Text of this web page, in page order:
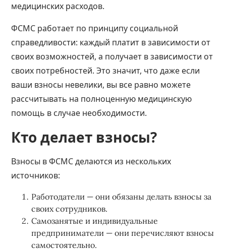
медицинских расходов.
ФСМС работает по принципу социальной
справедливости: каждый платит в зависимости от
своих возможностей, а получает в зависимости от
своих потребностей. Это значит, что даже если
ваши взносы невелики, вы все равно можете
рассчитывать на полноценную медицинскую
помощь в случае необходимости.
Кто делает взносы?
Взносы в ФСМС делаются из нескольких
источников:
Работодатели — они обязаны делать взносы за
своих сотрудников.
Самозанятые и индивидуальные
предприниматели — они перечисляют взносы
самостоятельно.